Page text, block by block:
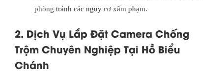
phòng tránh các nguy cơ xâm phạm.
2. Dịch Vụ Lắp Đặt Camera Chống
Trộm Chuyên Nghiệp Tại Hồ Biểu
Chánh